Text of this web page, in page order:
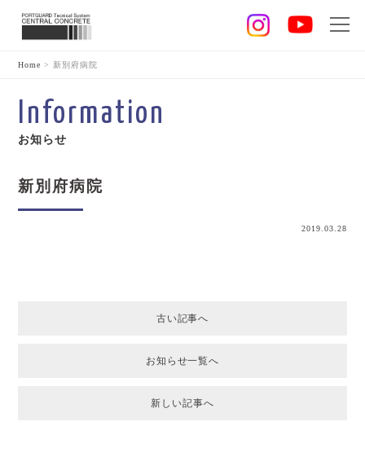
Home > 新別府病院
Information
お知らせ
新別府病院
2019.03.28
古い記事へ
お知らせ一覧へ
新しい記事へ